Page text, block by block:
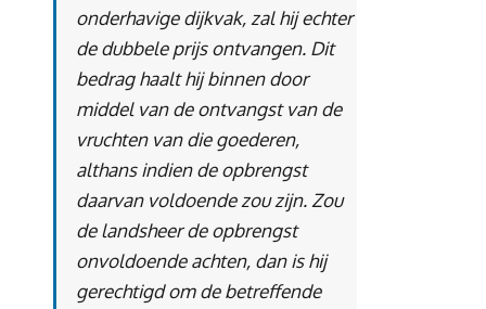
onderhavige dijkvak, zal hij echter
de dubbele prijs ontvangen. Dit
bedrag haalt hij binnen door
middel van de ontvangst van de
vruchten van die goederen,
althans indien de opbrengst
daarvan voldoende zou zijn. Zou
de landsheer de opbrengst
onvoldoende achten, dan is hij
gerechtigd om de betreffende